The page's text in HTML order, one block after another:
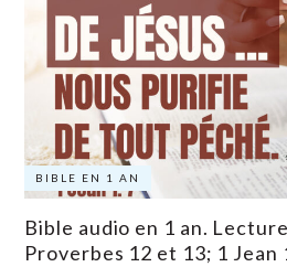
BIBLE EN 1 AN
Bible audio en 1 an.
Proverbes 12 et 13; 1 Jean